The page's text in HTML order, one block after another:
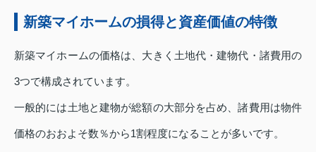
新築マイホームの損得と資産価値の特徴
新築マイホームの価格は、大きく土地代・建物代・諸費用の
3つで構成されています。
一般的には土地と建物が総額の大部分を占め、諸費用は物件
価格のおおよそ数％から1割程度になることが多いです。